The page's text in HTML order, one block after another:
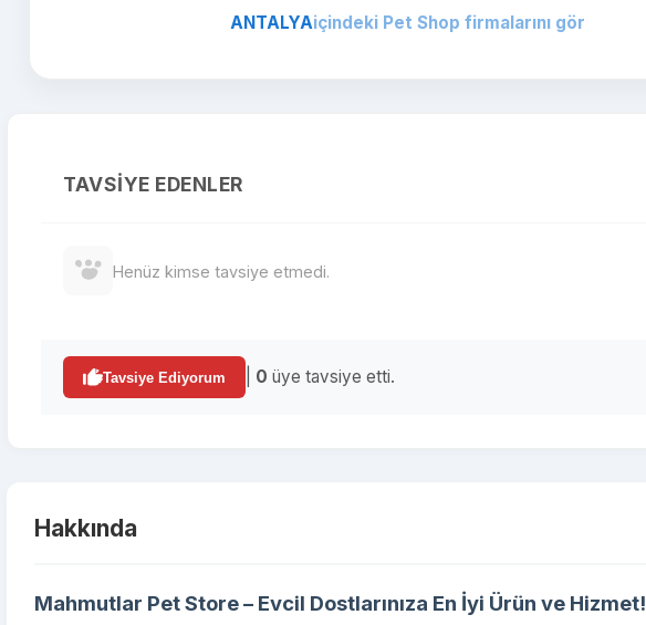
ANTALYAiçindeki Pet Shop firmalarını gör
TAVSIYE EDENLER
Henüz kimse tavsiye etmedi.
Tavsiye Ediyorum 0 üye tavsiye etti.
Hakkında
Mahmutlar Pet Store – Evcil Dostlarınıza En İyi Ürün ve Hizmet!